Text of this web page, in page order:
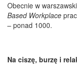
Obecnie w
Based Workplace
– ponad 1000.
Na ciszę, burzę i